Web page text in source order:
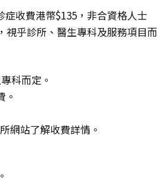
收費港幣$135，非合資格人士
視乎診所、醫生專科及服務項目而
科而定。
網站了解收費詳情。